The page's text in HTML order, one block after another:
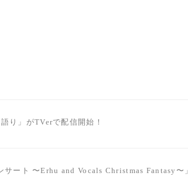
り」がTVerで配信開始！
サート 〜Erhu and Vocals Christmas Fantasy〜